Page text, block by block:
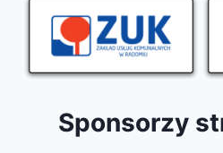
Sponsorzy